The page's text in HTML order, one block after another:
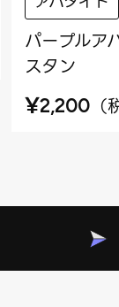
パープル
スタン
¥2,200 （